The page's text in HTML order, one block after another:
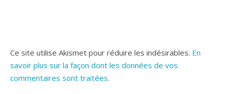
Ce site utilise Akismet pour réduire les indésirables. En
savoir plus sur la façon dont les données de vos
commentaires sont traitées.